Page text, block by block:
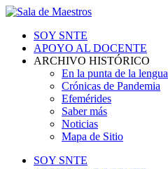
SOY SNTE
APOYO AL DOCENTE
ARCHIVO HISTÓRICO
En la punta de la lengua
Crónicas de Pandemia
Efemérides
Saber más
Noticias
Mapa de Sitio
SOY SNTE